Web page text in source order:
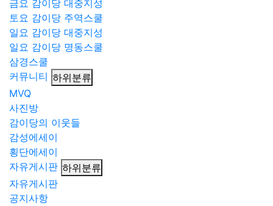
금요 감이당 대중지성
토요 감이당 주역스쿨
일요 감이당 대중지성
일요 감이당 명동스쿨
삼경스쿨
커뮤니티 하위분류
MVQ
사진방
감이당의 이웃들
감성에세이
횡단에세이
자유게시판 하위분류
자유게시판
공지사항